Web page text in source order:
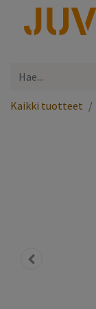
Kaikki tuotteet